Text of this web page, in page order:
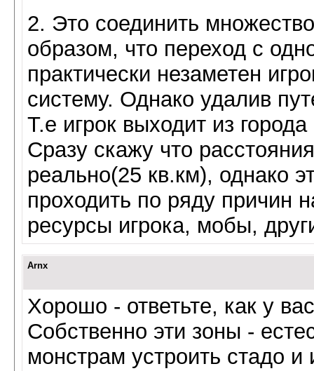
2. Это соединить
образом, что переход с
практически незаметен
систему. Однако удалив
Т.е игрок выходит из
Сразу скажу что
реально(25 кв.км), однако
проходить по ряду причин
ресурсы игрока, мобы,
Arnx
Хорошо - ответьте, как у
Собственно эти зоны -
монстрам устроить стадо и